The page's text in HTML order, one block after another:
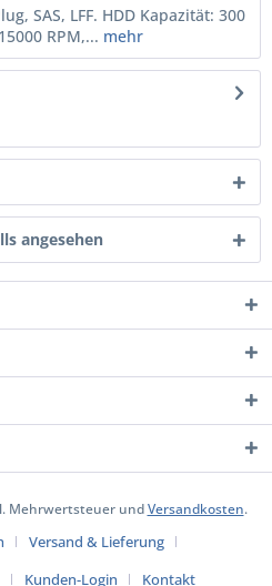
SAS, LFF. HDD Kapazität: 300
RPM,... mehr
angesehen
Mehrwertsteuer undVersandkosten.
Versand & Lieferung
Kunden-Login Kontakt